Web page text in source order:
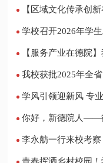
学校召开2026年学
我校获批2025年全省党校（行政学院）系统课题立
学风引领迎新风 专业点亮迎新点——德州学院2024
你好，新德院人——
李永舫一行来校考察